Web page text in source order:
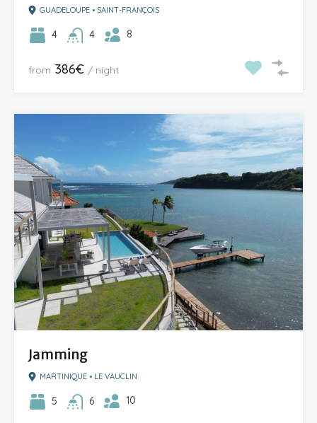
GUADELOUPE • SAINT-FRANÇOIS
4 4 8
from 386€ / night
Jamming
MARTINIQUE • LE VAUCLIN
5 6 10